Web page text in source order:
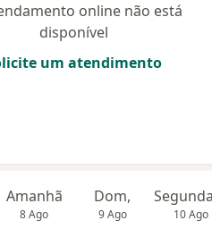
online não está
disponível
um atendimento
Amanhã
8 Ago
Dom,
9 Ago 10 Ago